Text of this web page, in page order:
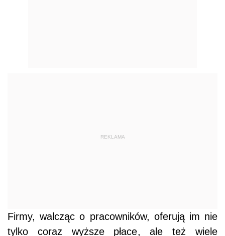
REKLAMA
Firmy, walcząc o pracowników, oferują im nie
tylko coraz wyższe płace, ale też wiele